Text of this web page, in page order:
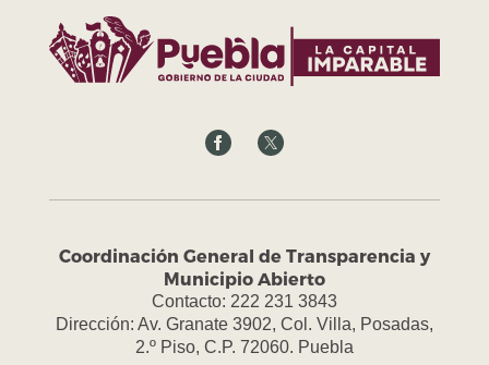
Coordinación General de Transparencia y
Municipio Abierto
Contacto: 222 231 3843
Dirección: Av. Granate 3902, Col. Villa, Posadas,
2.º Piso, C.P. 72060. Puebla